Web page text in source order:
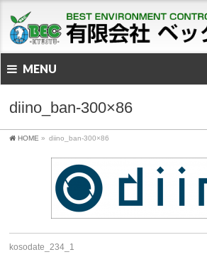
MENU
diino_ban-300×86
HOME » diino_ban-300×86
kosodate_234_1